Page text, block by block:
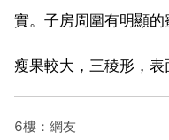
實。子房周圍有明顯的
瘦果較大，三稜形，表
6樓：網友